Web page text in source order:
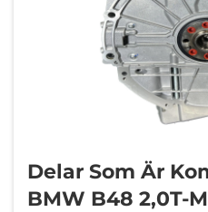
Delar Som Är
BMW B48 2,0T-